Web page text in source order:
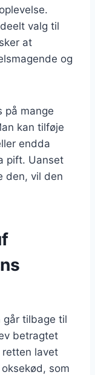
valg til
at
og
på mange
kan tilføje
endda
pift. Uanset
den, vil den
går tilbage til
betragtet
retten lavet
som